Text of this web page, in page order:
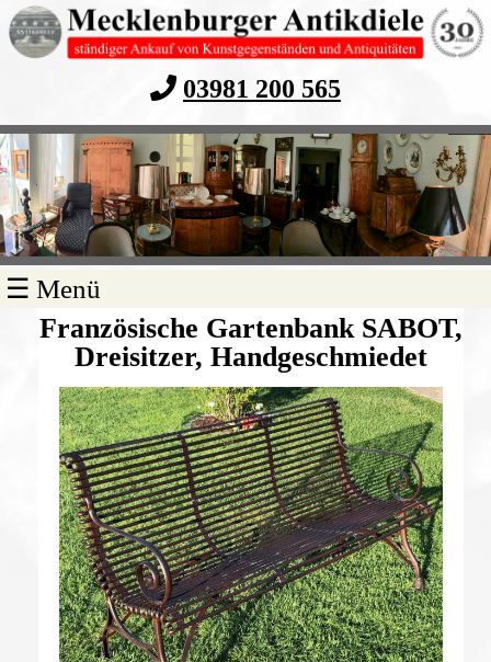
03981 200 565
☰ Menü
Französische Gartenbank SABOT,
Dreisitzer, Handgeschmiedet